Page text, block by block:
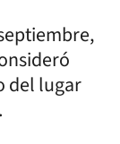
del lugar